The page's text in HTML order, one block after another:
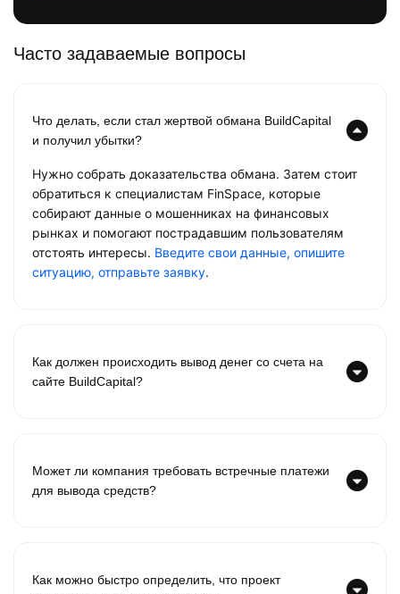
Часто задаваемые вопросы
Что делать, если стал жертвой обмана BuildCapital
и получил убытки?
Нужно собрать доказательства обмана. Затем стоит
обратиться к специалистам FinSpace, которые
собирают данные о мошенниках на финансовых
рынках и помогают пострадавшим пользователям
отстоять интересы. Введите свои данные, опишите
ситуацию, отправьте заявку.
Как должен происходить вывод денег со счета на
сайте BuildCapital?
Может ли компания требовать встречные платежи
для вывода средств?
Как можно быстро определить, что проект